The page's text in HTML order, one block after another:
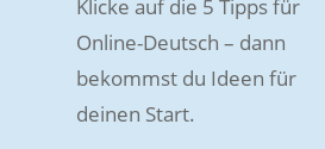
Klicke auf die 5 Tipps für
Online-Deutsch – dann
bekommst du Ideen für
deinen Start.